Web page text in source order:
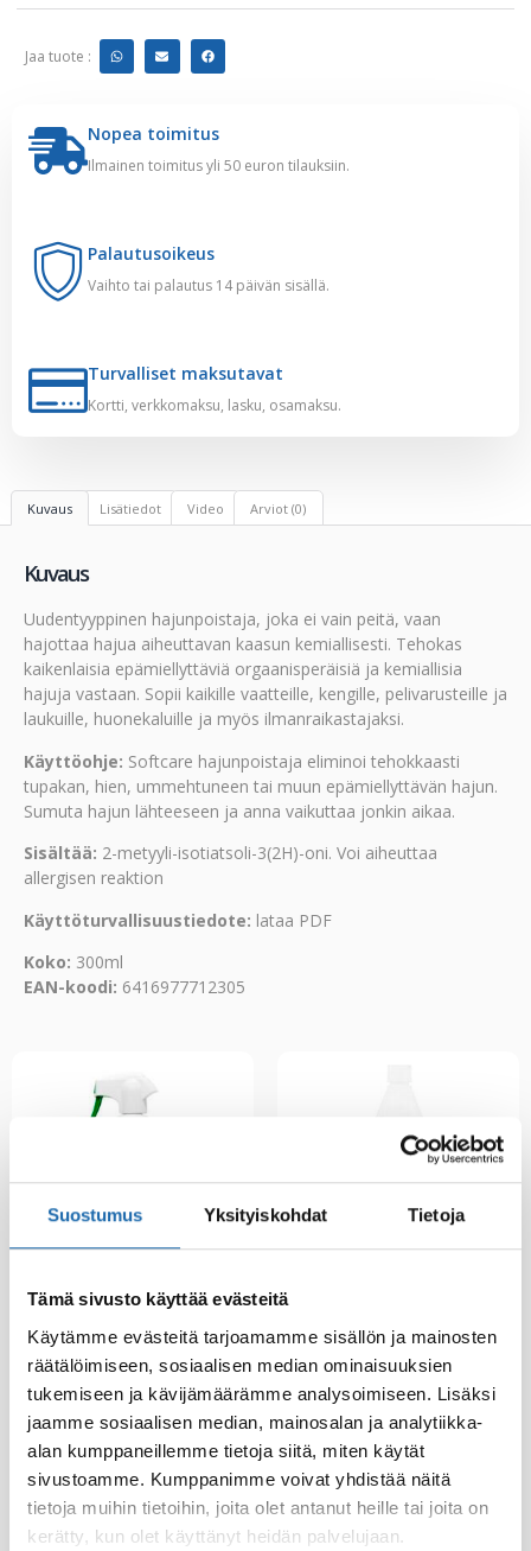
Suostumus Yksityiskohdat Tietoja
Tämä sivusto käyttää evästeitä
Käytämme evästeitä tarjoamamme sisällön ja mainosten
räätälöimiseen, sosiaalisen median ominaisuuksien
tukemiseen ja kävijämäärämme analysoimiseen. Lisäksi
jaamme sosiaalisen median, mainosalan ja analytiikka-
alan kumppaneillemme tietoja siitä, miten käytät
sivustoamme. Kumppanimme voivat yhdistää näitä
tietoja muihin tietoihin, joita olet antanut heille tai joita on
kerätty, kun olet käyttänyt heidän palvelujaan.
Jaa tuote :
Nopea toimitus
Ilmainen toimitus yli 50 euron tilauksiin.
Palautusoikeus
Vaihto tai palautus 14 päivän sisällä.
Turvalliset maksutavat
Kortti, verkkomaksu, lasku, osamaksu.
Kuvaus Lisätiedot Video Arviot (0)
Kuvaus
Uudentyyppinen hajunpoistaja, joka ei vain peitä, vaan
hajottaa hajua aiheuttavan kaasun kemiallisesti. Tehokas
kaikenlaisia epämiellyttäviä orgaanisperäisiä ja kemiallisia
hajuja vastaan. Sopii kaikille vaatteille, kengille, pelivarusteille ja
laukuille, huonekaluille ja myös ilmanraikastajaksi.
Käyttöohje: Softcare hajunpoistaja eliminoi tehokkaasti
tupakan, hien, ummehtuneen tai muun epämiellyttävän hajun.
Sumuta hajun lähteeseen ja anna vaikuttaa jonkin aikaa.
Sisältää: 2-metyyli-isotiatsoli-3(2H)-oni. Voi aiheuttaa
allergisen reaktion
Käyttöturvallisuustiedote: lataa PDF
Koko: 300ml
EAN-koodi: 6416977712305
8.00€
Lisää ostoskoriin
poreamme ja uima-
allasdesi 1000 ml
24.00€
Lisää ostoskoriin